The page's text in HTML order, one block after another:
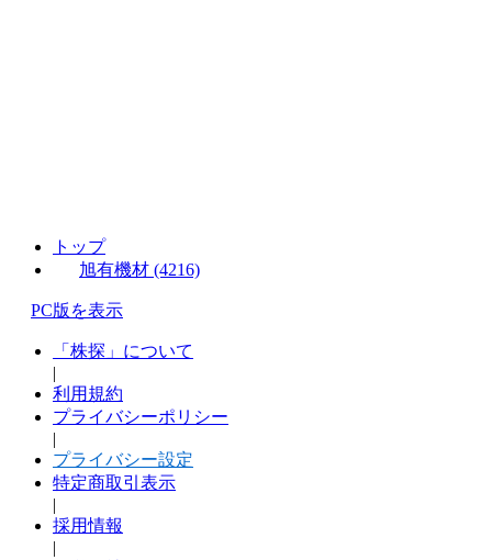
トップ
旭有機材 (4216)
PC版を表示
「株探」について
|
利用規約
プライバシーポリシー
|
プライバシー設定
特定商取引表示
|
採用情報
|